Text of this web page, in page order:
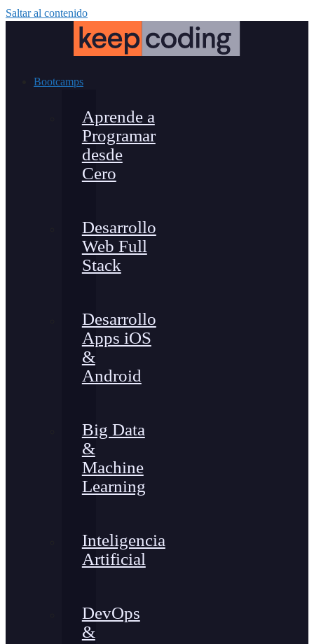
Saltar al contenido
Bootcamps
Aprende a
Programar
desde
Cero
Desarrollo
Web Full
Stack
Desarrollo
Apps iOS
&
Android
Big Data
&
Machine
Learning
Inteligencia
Artificial
DevOps
&